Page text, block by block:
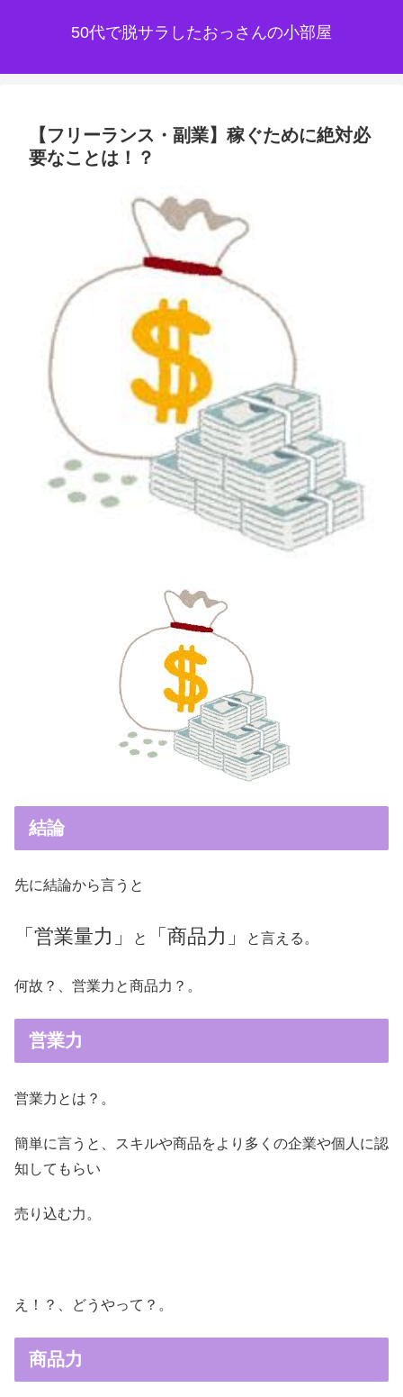
50代で脱サラしたおっさんの小部屋
【フリーランス・副業】稼ぐために絶対必
要なことは！？
結論
先に結論から言うと
「営業量力」 と 「商品力」 と言える。
何故？、営業力と商品力？。
営業力
営業力とは？。
簡単に言うと、スキルや商品をより多くの企業や個人に認
知してもらい
売り込む力。
え！？、どうやって？。
商品力